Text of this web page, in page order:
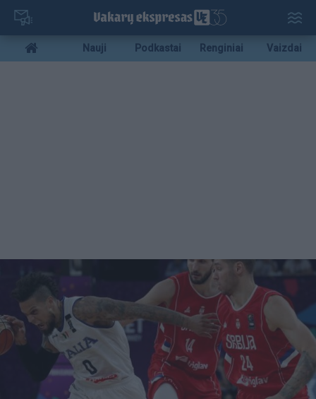
Pereiti
pagrindinį
turinį
Mobile
menu
Nauji Podkastai Renginiai Vaizdai